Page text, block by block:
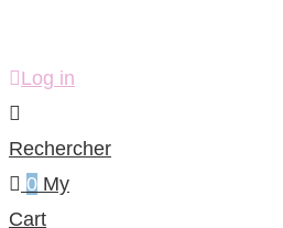
Log in
Rechercher
0 My
Cart